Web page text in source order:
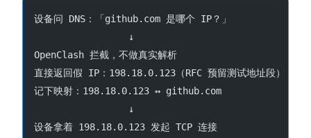
设备问 DNS：「github.com 是哪个 IP？」
                 ↓
OpenClash 拦截，不做真实解析
直接返回假 IP：198.18.0.123（RFC 预留测试地址段）
记下映射：198.18.0.123 ↔ github.com
                 ↓
设备拿着 198.18.0.123 发起 TCP 连接